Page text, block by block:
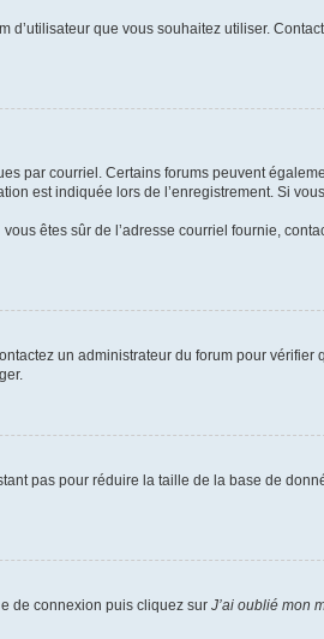
d’utilisateur que vous souhaitez utiliser.
par courriel. Certains forums peuvent
est indiquée lors de l’enregistrement. Si
êtes sûr de l’adresse courriel fournie,
un administrateur du forum pour vérifier
pas pour réduire la taille de la base de
de connexion puis cliquez sur J’ai oublié mon